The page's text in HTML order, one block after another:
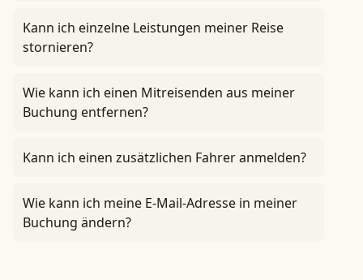
Kann ich einzelne Leistungen meiner Reise
stornieren?
Wie kann ich einen Mitreisenden aus meiner
Buchung entfernen?
Kann ich einen zusätzlichen Fahrer anmelden?
Wie kann ich meine E-Mail-Adresse in meiner
Buchung ändern?